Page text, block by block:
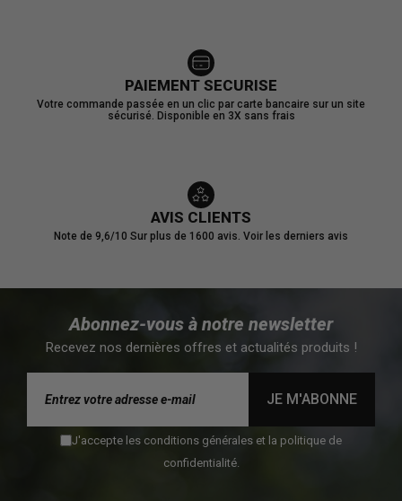
PAIEMENT SECURISE
Votre commande passée en un clic par carte bancaire sur un site
sécurisé. Disponible en 3X sans frais
AVIS CLIENTS
Note de 9,6/10 Sur plus de 1600 avis. Voir les derniers avis
Abonnez-vous à notre newsletter
Recevez nos dernières offres et actualités produits !
JE M'ABONNE
J'accepte les conditions générales et la politique de
confidentialité.